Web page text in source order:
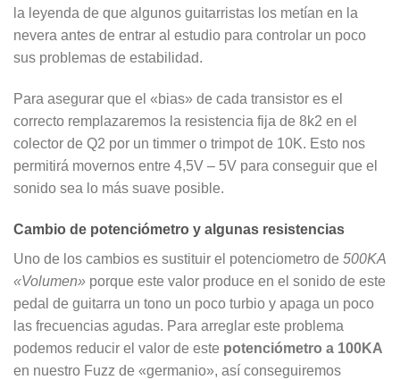
la leyenda de que algunos guitarristas los metían en la
nevera antes de entrar al estudio para controlar un poco
sus problemas de estabilidad.
Para asegurar que el «bias» de cada transistor es el
correcto remplazaremos la resistencia fija de 8k2 en el
colector de Q2 por un timmer o trimpot de 10K. Esto nos
permitirá movernos entre 4,5V – 5V para conseguir que el
sonido sea lo más suave posible.
Cambio de potenciómetro y algunas resistencias
Uno de los cambios es sustituir el potenciometro de 500KA
«Volumen» porque este valor produce en el sonido de este
pedal de guitarra un tono un poco turbio y apaga un poco
las frecuencias agudas. Para arreglar este problema
podemos reducir el valor de este potenciómetro a 100KA
en nuestro Fuzz de «germanio», así conseguiremos